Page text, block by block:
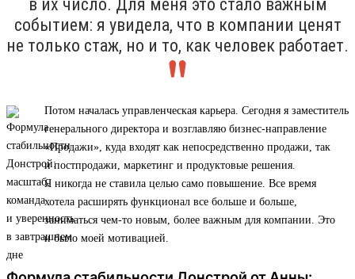
в их число. Для меня это стало важным
событием: я увидела, что в компании ценят
не только стаж, но и то, как человек работает.
Потом началась управленческая карьера. Сегодня я заместитель
генерального директора и возглавляю бизнес-направление
«Продажи», куда входят как непосредственно продажи, так
и постпродажи, маркетинг и продуктовые решения.
Я никогда не ставила целью само повышение. Все время
хотела расширять функционал все больше и больше,
заниматься чем-то новым, более важным для компании. Это
и было моей мотивацией.